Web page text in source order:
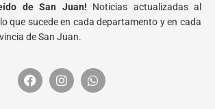
de San Juan! Noticias actualizadas al
que sucede en cada departamento y en cada
de San Juan.